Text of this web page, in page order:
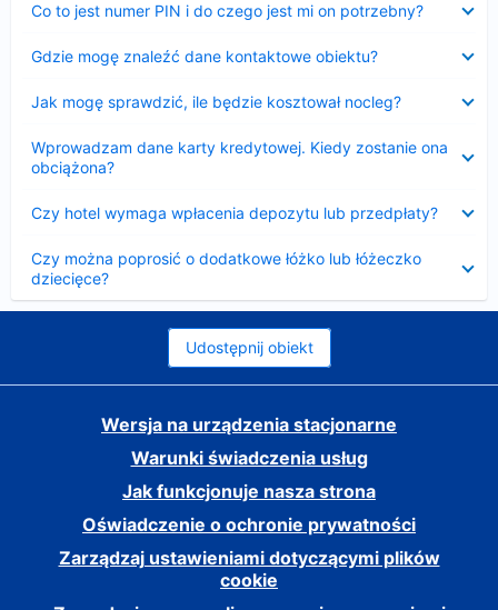
Co to jest numer PIN i do czego jest mi on potrzebny?
Gdzie mogę znaleźć dane kontaktowe obiektu?
Jak mogę sprawdzić, ile będzie kosztował nocleg?
Wprowadzam dane karty kredytowej. Kiedy zostanie ona
obciążona?
Czy hotel wymaga wpłacenia depozytu lub przedpłaty?
Czy można poprosić o dodatkowe łóżko lub łóżeczko
dziecięce?
Udostępnij obiekt
Wersja na urządzenia stacjonarne
Warunki świadczenia usług
Jak funkcjonuje nasza strona
Oświadczenie o ochronie prywatności
Zarządzaj ustawieniami dotyczącymi plików
cookie